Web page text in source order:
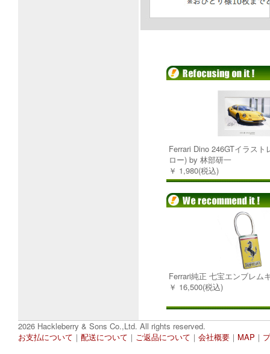
Ferrari Dino 246GTイラスト
ロー) by 林部研一
￥ 1,980(税込)
Ferrari純正 七宝エンブレム
￥ 16,500(税込)
2026 Hackleberry & Sons Co.,Ltd. All rights reserved.
お支払について ｜ 配送について ｜ ご返品について ｜ 会社概要 ｜ MAP ｜